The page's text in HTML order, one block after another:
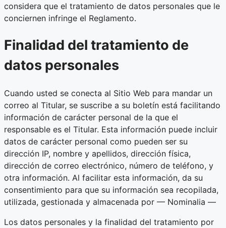
considera que el tratamiento de datos personales que le
conciernen infringe el Reglamento.
Finalidad del tratamiento de
datos personales
Cuando usted se conecta al Sitio Web para mandar un
correo al Titular, se suscribe a su boletín está facilitando
información de carácter personal de la que el
responsable es el Titular. Esta información puede incluir
datos de carácter personal como pueden ser su
dirección IP, nombre y apellidos, dirección física,
dirección de correo electrónico, número de teléfono, y
otra información. Al facilitar esta información, da su
consentimiento para que su información sea recopilada,
utilizada, gestionada y almacenada por — Nominalia —
Los datos personales y la finalidad del tratamiento por